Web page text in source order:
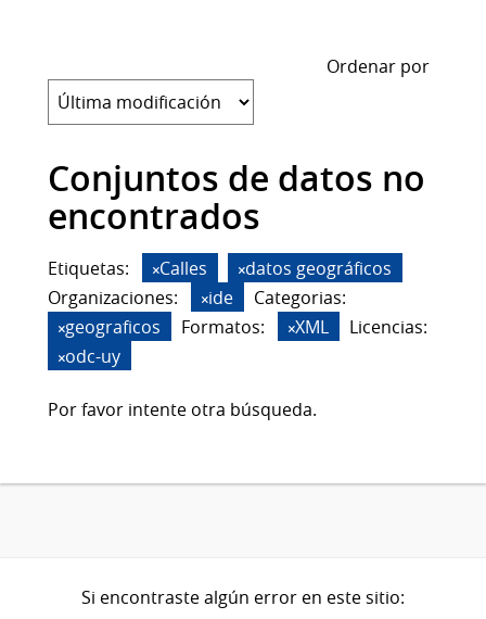
Ordenar por
Conjuntos de datos no
encontrados
Etiquetas: Calles
datos geográficos
Organizaciones:
ide
Categorias:
geograficos
Formatos: XML
Licencias:
odc-uy
Por favor intente otra búsqueda.
Si encontraste algún error en este sitio: